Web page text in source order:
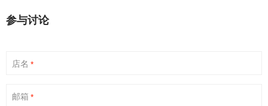
参与讨论
店名 *
邮箱 *